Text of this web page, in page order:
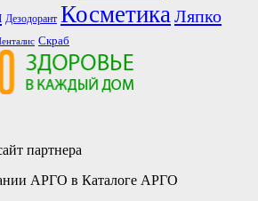
Дезодорант КосметикаЛяпко
Скраб
партнера
АРГО в Каталоге АРГО